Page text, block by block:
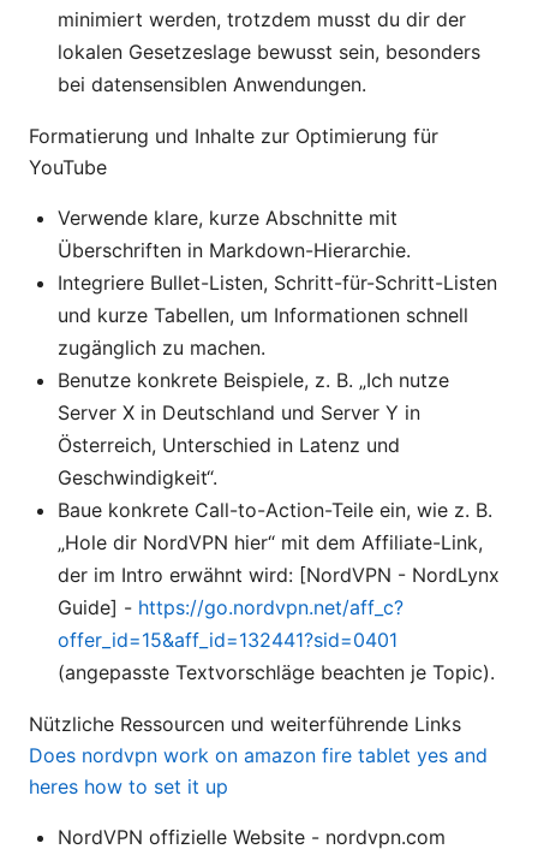
minimiert werden, trotzdem musst du dir der
lokalen Gesetzeslage bewusst sein, besonders
bei datensensiblen Anwendungen.
Formatierung und Inhalte zur Optimierung für
YouTube
Verwende klare, kurze Abschnitte mit
Überschriften in Markdown-Hierarchie.
Integriere Bullet-Listen, Schritt-für-Schritt-Listen
und kurze Tabellen, um Informationen schnell
zugänglich zu machen.
Benutze konkrete Beispiele, z. B. „Ich nutze
Server X in Deutschland und Server Y in
Österreich, Unterschied in Latenz und
Geschwindigkeit“.
Baue konkrete Call-to-Action-Teile ein, wie z. B.
„Hole dir NordVPN hier“ mit dem Affiliate-Link,
der im Intro erwähnt wird: [NordVPN - NordLynx
Guide] - https://go.nordvpn.net/aff_c?
offer_id=15&aff_id=132441?sid=0401
(angepasste Textvorschläge beachten je Topic).
Nützliche Ressourcen und weiterführende Links
Does nordvpn work on amazon fire tablet yes and
heres how to set it up
NordVPN offizielle Website - nordvpn.com